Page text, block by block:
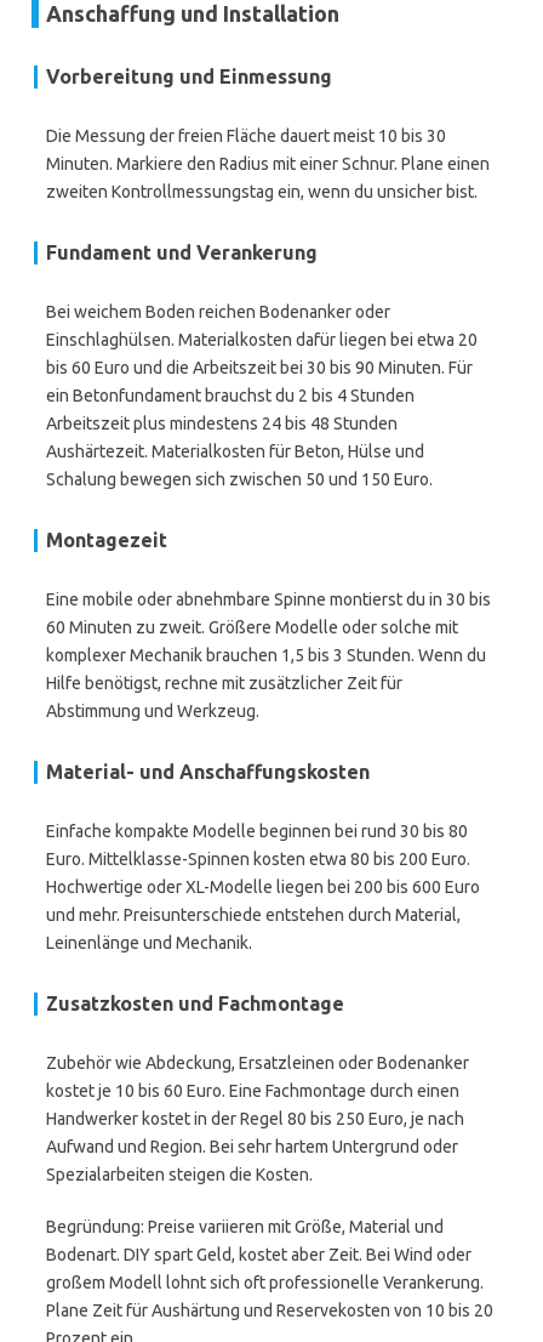
Anschaffung und Installation
Vorbereitung und Einmessung
Die Messung der freien Fläche dauert meist 10 bis 30
Minuten. Markiere den Radius mit einer Schnur. Plane einen
zweiten Kontrollmessungstag ein, wenn du unsicher bist.
Fundament und Verankerung
Bei weichem Boden reichen Bodenanker oder
Einschlaghülsen. Materialkosten dafür liegen bei etwa 20
bis 60 Euro und die Arbeitszeit bei 30 bis 90 Minuten. Für
ein Betonfundament brauchst du 2 bis 4 Stunden
Arbeitszeit plus mindestens 24 bis 48 Stunden
Aushärtezeit. Materialkosten für Beton, Hülse und
Schalung bewegen sich zwischen 50 und 150 Euro.
Montagezeit
Eine mobile oder abnehmbare Spinne montierst du in 30 bis
60 Minuten zu zweit. Größere Modelle oder solche mit
komplexer Mechanik brauchen 1,5 bis 3 Stunden. Wenn du
Hilfe benötigst, rechne mit zusätzlicher Zeit für
Abstimmung und Werkzeug.
Material- und Anschaffungskosten
Einfache kompakte Modelle beginnen bei rund 30 bis 80
Euro. Mittelklasse-Spinnen kosten etwa 80 bis 200 Euro.
Hochwertige oder XL-Modelle liegen bei 200 bis 600 Euro
und mehr. Preisunterschiede entstehen durch Material,
Leinenlänge und Mechanik.
Zusatzkosten und Fachmontage
Zubehör wie Abdeckung, Ersatzleinen oder Bodenanker
kostet je 10 bis 60 Euro. Eine Fachmontage durch einen
Handwerker kostet in der Regel 80 bis 250 Euro, je nach
Aufwand und Region. Bei sehr hartem Untergrund oder
Spezialarbeiten steigen die Kosten.
Begründung: Preise variieren mit Größe, Material und
Bodenart. DIY spart Geld, kostet aber Zeit. Bei Wind oder
großem Modell lohnt sich oft professionelle Verankerung.
Plane Zeit für Aushärtung und Reservekosten von 10 bis 20